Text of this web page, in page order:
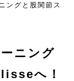
ングと股関節ス
ニング
へ！